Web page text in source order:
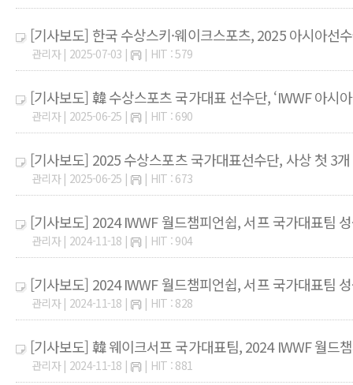
[기사보도] 한국 수상스키·웨이크스포츠, 2025 아시아선
관리자 | 2025-07-03 | | HIT : 579
[기사보도] 韓 수상스포츠 국가대표 선수단, ‘IWWF 아시
관리자 | 2025-06-25 | | HIT : 690
[기사보도] 2025 수상스포츠 국가대표선수단, 사상 첫 3
관리자 | 2025-06-25 | | HIT : 673
[기사보도] 2024 IWWF 월드챔피언쉽, 서프 국가대표팀
관리자 | 2024-11-18 | | HIT : 904
[기사보도] 2024 IWWF 월드챔피언쉽, 서프 국가대표팀
관리자 | 2024-11-18 | | HIT : 828
[기사보도] 韓 웨이크서프 국가대표팀, 2024 IWWF 월드
관리자 | 2024-11-18 | | HIT : 881